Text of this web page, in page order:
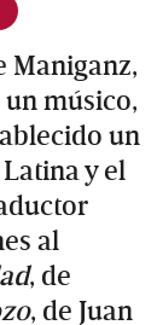
Maniganz,
un músico,
un
y el
al
, de
, de Juan